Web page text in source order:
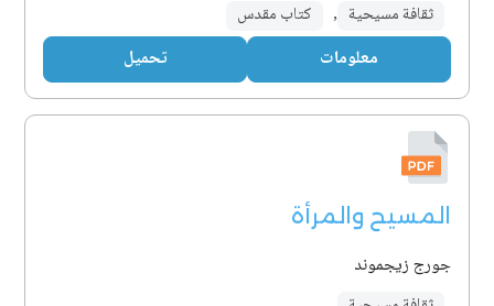
ثقافة مسيحية , كتاب مقدس
معلومات تحميل
المسيح والمرأة
جورج زيجموند